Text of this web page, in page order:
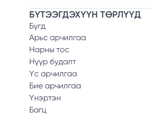
БҮТЭЭГДЭХҮҮН ТӨРЛҮҮД
Бүгд
Арьс арчилгаа
Нарны тос
Нүүр будалт
Үс арчилгаа
Бие арчилгаа
Үнэртэн
Багц